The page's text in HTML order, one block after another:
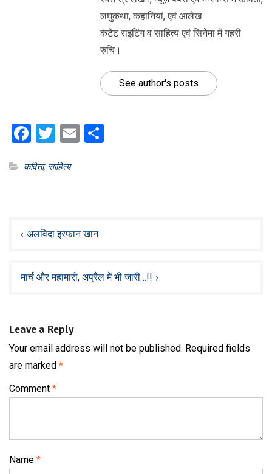
लघुकथा, कहानियां, एवं आलेख
कंटेंट राइटिंग व साहित्य एवं सिनेमा में गहरी
रुचि।
See author's posts
Facebook
Twitter
Email
कविता, साहित्य
navigation
अलविदा इरफान खान
मार्च और महामारी, अप्रैल में भी जारी…!!
Leave a Reply
Your email address will not be published. Required fields
are marked *
Comment *
Name *